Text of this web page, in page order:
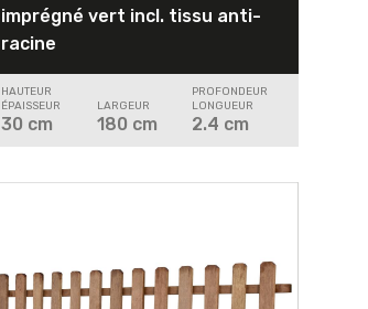
imprégné vert incl. tissu anti-
racine
HAUTEUR
ÉPAISSEUR
30 cm
LARGEUR
180 cm
PROFONDEUR
LONGUEUR
2.4 cm